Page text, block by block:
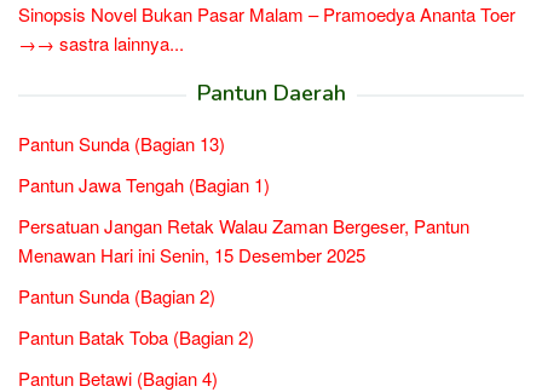
Sinopsis Novel Bukan Pasar Malam – Pramoedya Ananta Toer
→→ sastra lainnya...
Pantun Daerah
Pantun Sunda (Bagian 13)
Pantun Jawa Tengah (Bagian 1)
Persatuan Jangan Retak Walau Zaman Bergeser, Pantun
Menawan Hari ini Senin, 15 Desember 2025
Pantun Sunda (Bagian 2)
Pantun Batak Toba (Bagian 2)
Pantun Betawi (Bagian 4)